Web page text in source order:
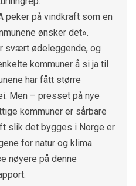
peker på vindkraft som en
ønsker det».
svært ødeleggende, og
kommuner å si ja til
har fått større
Men – presset på nye
kommuner er sårbare
slik det bygges i Norge er
for natur og klima.
nøyere på denne